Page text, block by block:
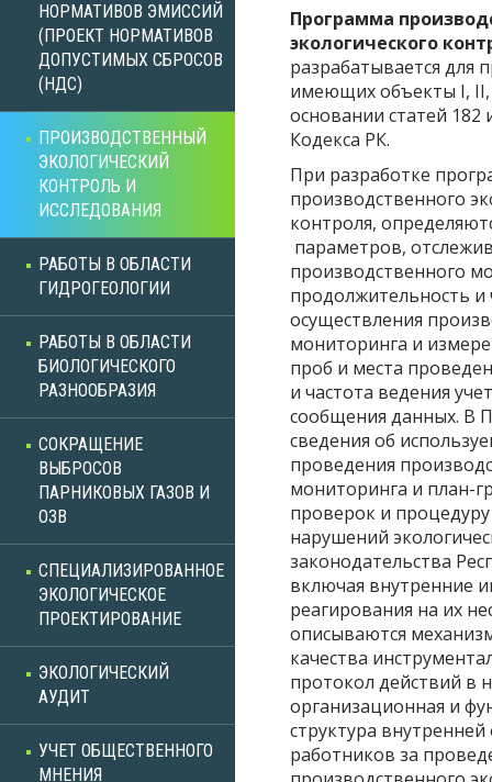
НОРМАТИВОВ ЭМИССИЙ
(ПРОЕКТ НОРМАТИВОВ
ДОПУСТИМЫХ СБРОСОВ
(НДС)
ПРОИЗВОДСТВЕННЫЙ
ЭКОЛОГИЧЕСКИЙ
КОНТРОЛЬ И
ИССЛЕДОВАНИЯ
РАБОТЫ В ОБЛАСТИ
ГИДРОГЕОЛОГИИ
РАБОТЫ В ОБЛАСТИ
БИОЛОГИЧЕСКОГО
РАЗНООБРАЗИЯ
СОКРАЩЕНИЕ
ВЫБРОСОВ
ПАРНИКОВЫХ ГАЗОВ И
ОЗВ
СПЕЦИАЛИЗИРОВАННОЕ
ЭКОЛОГИЧЕСКОЕ
ПРОЕКТИРОВАНИЕ
ЭКОЛОГИЧЕСКИЙ
АУДИТ
УЧЕТ ОБЩЕСТВЕННОГО
МНЕНИЯ
Программа
экологического
разрабатывается для
имеющих объекты I,
основании статей 182
Кодекса РК.
При разработке
производственного
контроля,
параметров,
производственного
продолжительность и
осуществления
мониторинга и
проб и места
и частота ведения
сообщения данных. В
сведения об
проведения
мониторинга и план-
проверок и процедуру
нарушений
законодательства
включая внутренние
реагирования на их
описываются
качества
протокол действий в
организационная и
структура
работников за